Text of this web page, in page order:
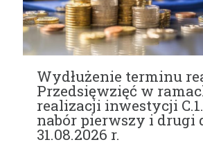
Wydłużenie terminu
Przedsięwzięć w
realizacji inwestycji
nabór pierwszy i drugi
31.08.2026 r.